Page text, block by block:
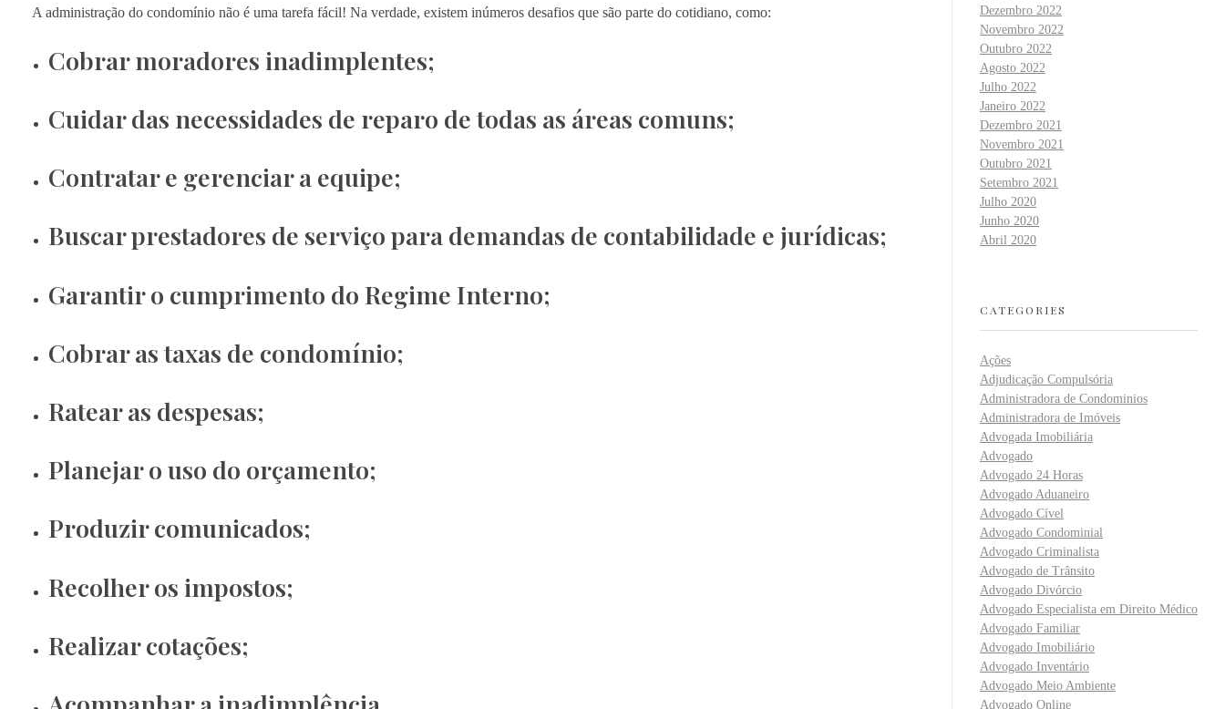
A administração do condomínio não é uma tarefa fácil! Na verdade, existem inúmeros desafios que são parte do cotidiano, como:
Cobrar moradores inadimplentes;
Cuidar das necessidades de reparo de todas as áreas comuns;
Contratar e gerenciar a equipe;
Buscar prestadores de serviço para demandas de contabilidade e jurídicas;
Garantir o cumprimento do Regime Interno;
Cobrar as taxas de condomínio;
Ratear as despesas;
Planejar o uso do orçamento;
Produzir comunicados;
Recolher os impostos;
Realizar cotações;
Dezembro 2022
Novembro 2022
Outubro 2022
Agosto 2022
Julho 2022
Janeiro 2022
Dezembro 2021
Novembro 2021
Outubro 2021
Setembro 2021
Julho 2020
Junho 2020
Abril 2020
CATEGORIES
Ações
Adjudicação Compulsória
Administradora de Condominios
Administradora de Imóveis
Advogada Imobiliária
Advogado
Advogado 24 Horas
Advogado Aduaneiro
Advogado Cível
Advogado Condominial
Advogado Criminalista
Advogado de Trânsito
Advogado Divórcio
Advogado Especialista em Direito Médico
Advogado Familiar
Advogado Imobiliário
Advogado Inventário
Advogado Meio Ambiente
Advogado Online